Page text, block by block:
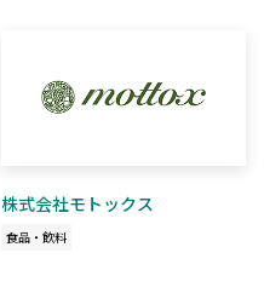
株式会社モトックス
食品・飲料